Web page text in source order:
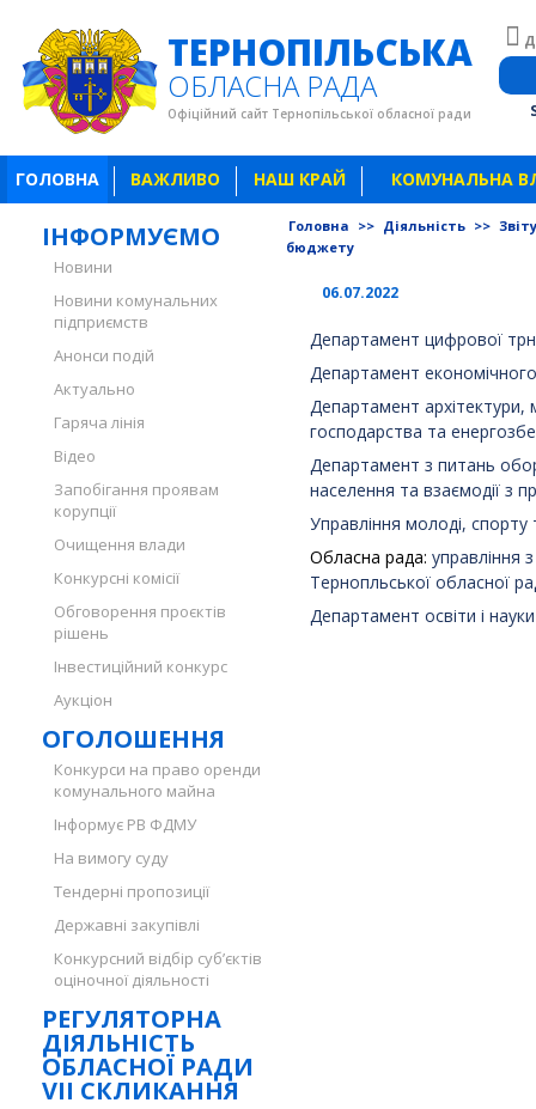
ТЕРНОПІЛЬСЬКА
ОБЛАСНА РАДА
Офіційний сайт Тернопільської обласної ради
ГОЛОВНА ВАЖЛИВО НАШ КРАЙ КОМУНАЛЬНА
ІНФОРМУЄМО
Новини
Новини комунальних
підприємств
Анонси подій
Актуально
Гаряча лінія
Відео
Запобігання проявам
корупції
Очищення влади
Конкурсні комісії
Обговорення проєктів
рішень
Інвестиційний конкурс
Аукціон
ОГОЛОШЕННЯ
Конкурси на право оренди
комунального майна
Інформує РВ ФДМУ
На вимогу суду
Тендерні пропозиції
Державні закупівлі
Конкурсний відбір суб’єктів
оціночної діяльності
РЕГУЛЯТОРНА
ДІЯЛЬНІСТЬ
ОБЛАСНОЇ РАДИ
VII СКЛИКАННЯ
Головна >> Діяльність >>
бюджету
06.07.2022
Департамент цифрової
Департамент економічного
Департамент
господарства та
Департамент з питань
населення та взаємодії з
Управління молоді, спорту
Обласна рада: управління
Тернопльської обласної
Департамент освіти і науки